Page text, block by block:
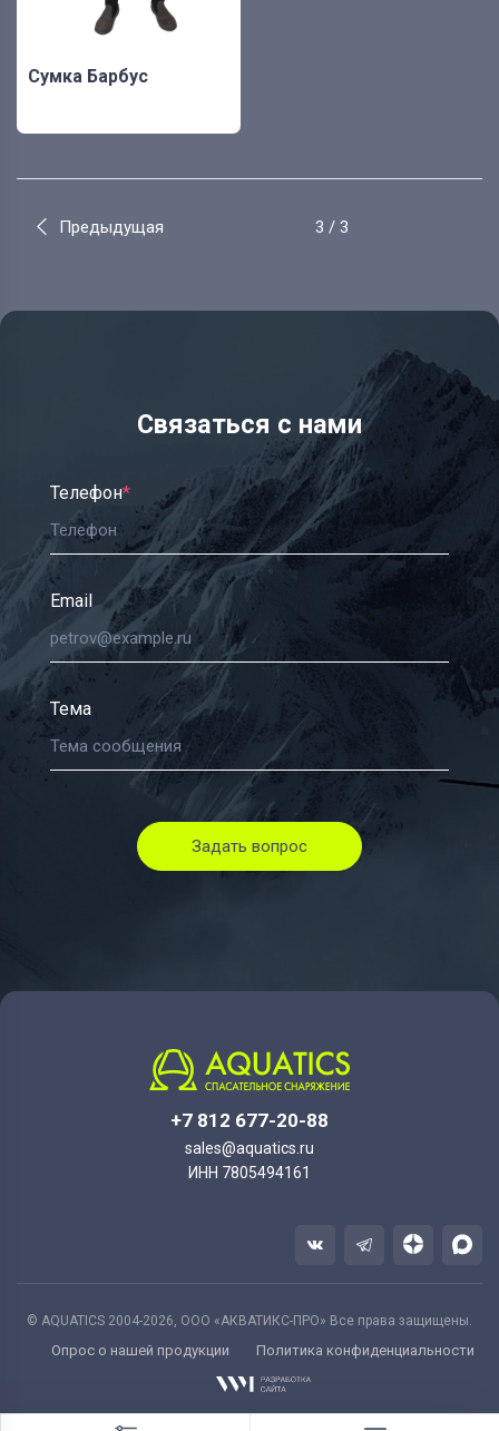
Сумка Барбус
Предыдущая 3 / 3
Связаться с нами
Телефон*
Email
Тема
Задать вопрос
+7 812 677-20-88
sales@aquatics.ru
ИНН 7805494161
© AQUATICS 2004-2026, ООО «АКВАТИКС-ПРО» Все права защищены.
Опрос о нашей продукции Политика конфиденциальности